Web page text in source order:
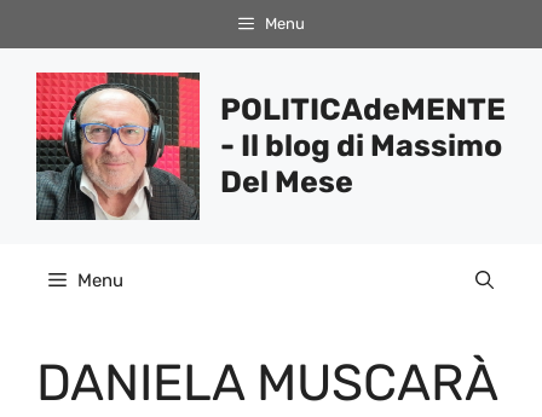
al
contenuto
Menu
POLITICAdeMENTE
- Il blog di Massimo
Del Mese
Menu
DANIELA MUSCARÀ